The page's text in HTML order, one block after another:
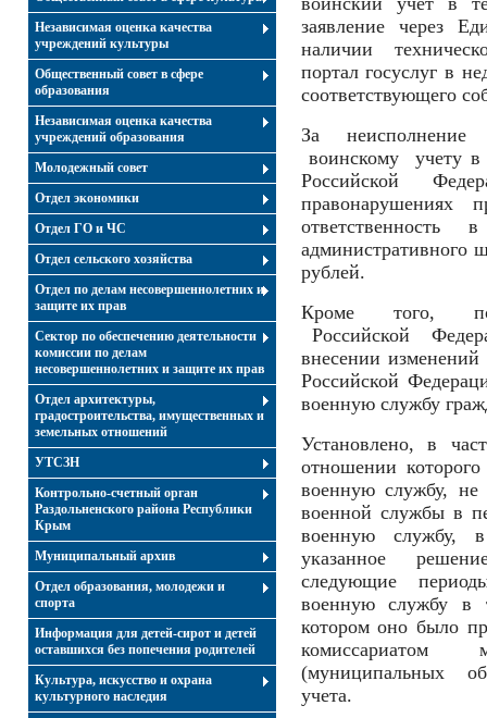
Независимая оценка качества
учреждений культуры
Общественный совет в сфере
образования
Независимая оценка качества
учреждений образования
Молодежный совет
Отдел экономики
Отдел ГО и ЧС
Отдел сельского хозяйства
Отдел по делам несовершеннолетних и
защите их прав
Сектор по обеспечению деятельности
комиссии по делам
несовершеннолетних и защите их прав
Отдел архитектуры,
градостроительства, имущественных и
земельных отношений
УТСЗН
Контрольно-счетный орган
Раздольненского района Республики
Крым
Муниципальный архив
Отдел образования, молодежи и
спорта
Информация для детей-сирот и детей
оставшихся без попечения родителей
Культура, искусство и охрана
культурного наследия
заявление через
наличии
портал госуслуг в
соответствующего
За неисполнение
воинскому учету в
Российской
правонарушениях
административного
рублей.
Кроме того,
Российской
внесении
Российской
военную службу
Установлено, в
отношении
военную службу, не
военной службы в
военную службу,
указанное
следующие
военную службу в
котором оно было
комиссариатом
(муниципальных
учета.